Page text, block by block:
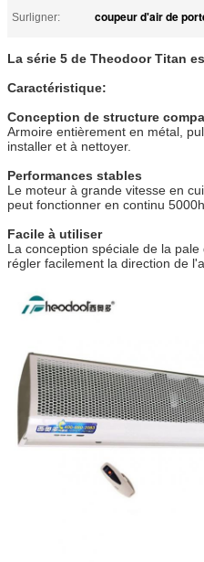
Surligner:
coupeur d'air de
La série 5 de Theodoor Titan
Caractéristique:
Conception de structure
Armoire entièrement en métal,
installer et à nettoyer.
Performances stables
Le moteur à grande vitesse en
peut fonctionner en continu
Facile à utiliser
La conception spéciale de la
régler facilement la direction de